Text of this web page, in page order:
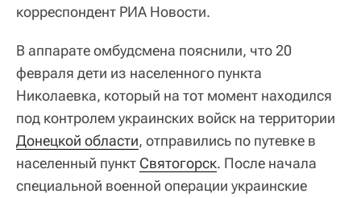
корреспондент РИА Новости.
В аппарате омбудсмена пояснили, что 20
февраля дети из населенного пункта
Николаевка, который на тот момент находился
под контролем украинских войск на территории
Донецкой области, отправились по путевке в
населенный пункт Святогорск. После начала
специальной военной операции украинские